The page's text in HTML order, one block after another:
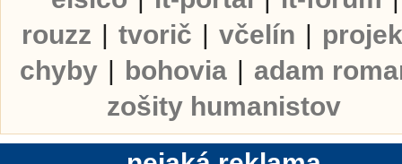
rouzz | tvorič | včelín |
chyby | bohovia | adam
zošity humanistov